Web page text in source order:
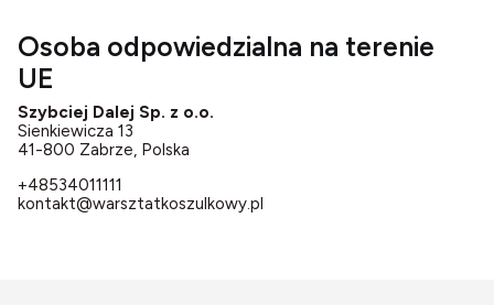
Osoba odpowiedzialna na terenie
UE
Szybciej Dalej Sp. z o.o.
Sienkiewicza 13
41-800 Zabrze, Polska
+48534011111
kontakt@warsztatkoszulkowy.pl